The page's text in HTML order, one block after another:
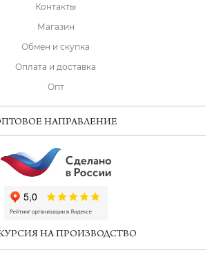
Контакты
Магазин
Обмен и скупка
Оплата и доставка
Опт
НАПРАВЛЕНИЕ
НА ПРОИЗВОДСТВО